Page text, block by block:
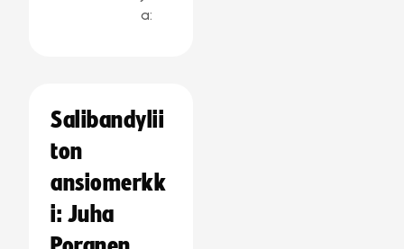
a:
Salibandylii
ton
ansiomerkk
i: Juha